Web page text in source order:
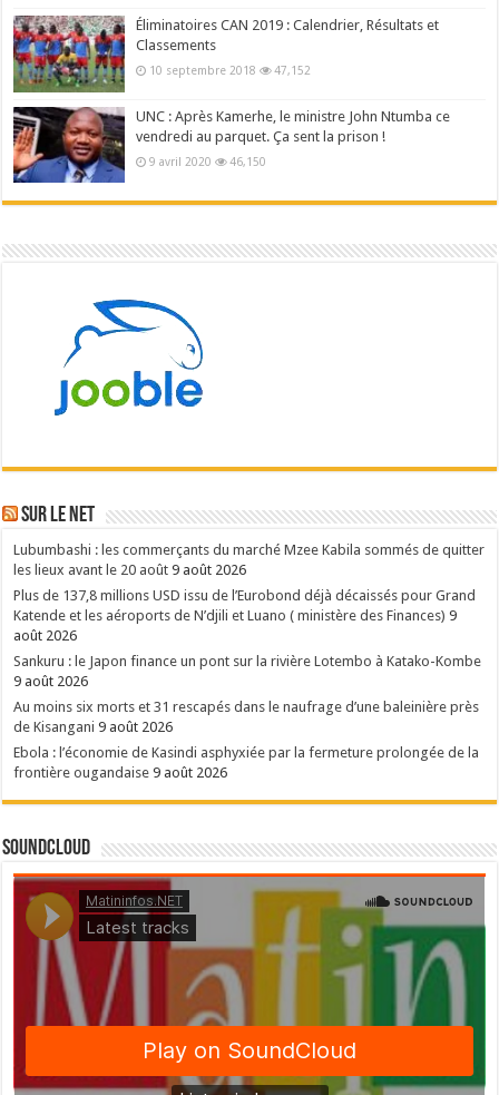
Éliminatoires CAN 2019 : Calendrier, Résultats et
Classements
10 septembre 2018 47,152
UNC : Après Kamerhe, le ministre John Ntumba ce
vendredi au parquet. Ça sent la prison !
9 avril 2020 46,150
Sur le NET
Lubumbashi : les commerçants du marché Mzee Kabila sommés de quitter
les lieux avant le 20 août 9 août 2026
Plus de 137,8 millions USD issu de l’Eurobond déjà décaissés pour Grand
Katende et les aéroports de N’djili et Luano ( ministère des Finances) 9
août 2026
Sankuru : le Japon finance un pont sur la rivière Lotembo à Katako-Kombe
9 août 2026
Au moins six morts et 31 rescapés dans le naufrage d’une baleinière près
de Kisangani 9 août 2026
Ebola : l’économie de Kasindi asphyxiée par la fermeture prolongée de la
frontière ougandaise 9 août 2026
SoundCloud